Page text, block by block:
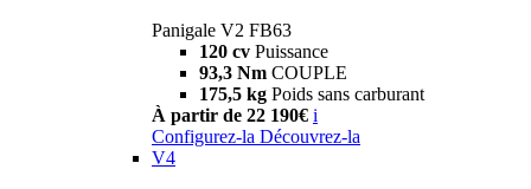
Panigale V2 FB63
120 cv Puissance
93,3 Nm COUPLE
175,5 kg Poids sans carburant
À partir de 22 190€ i
Configurez-la Découvrez-la
V4